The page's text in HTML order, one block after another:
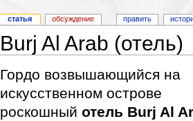
Burj Al Arab (отель)
Гордо возвышающийся на
искусственном острове
роскошный отель Burj Al
статья обсуждение править